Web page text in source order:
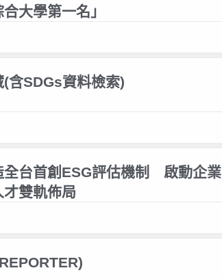
合大學第一名」
(含SDGs資料檢索)
全台首創ESG評估機制 啟動企業
雙軌佈局